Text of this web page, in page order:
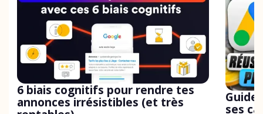
6 biais cognitifs pour rendre tes
annonces irrésistibles (et très Guide
ses